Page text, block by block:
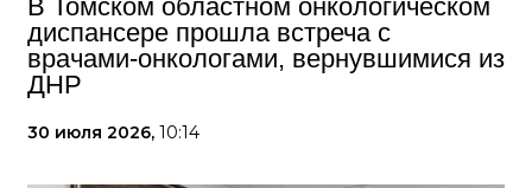
В Томском областном онкологическом
диспансере прошла встреча с
врачами-онкологами, вернувшимися из
ДНР
30 июля 2026, 10:14